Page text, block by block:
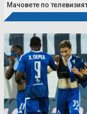
Мачовете по